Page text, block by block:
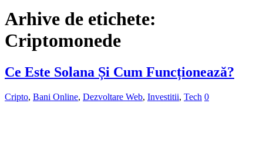
Arhive de etichete:
Criptomonede
Ce Este Solana Și Cum Funcționează?
Cripto, Bani Online, Dezvoltare Web, Investitii, Tech 0